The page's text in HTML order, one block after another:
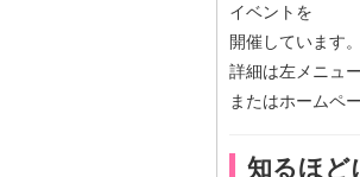
イベントを
開催しています。
詳細は左メニュ
またはホームペ
知るほど